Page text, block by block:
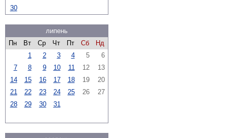
30
липень
Пн
Вт Ср Чт Пт Сб
Нд
1
2 3 4 5
6
7
8 9 10 11 12
13
14
15 16 17 18 19
20
21
22 23 24 25 26
27
28
29 30 31